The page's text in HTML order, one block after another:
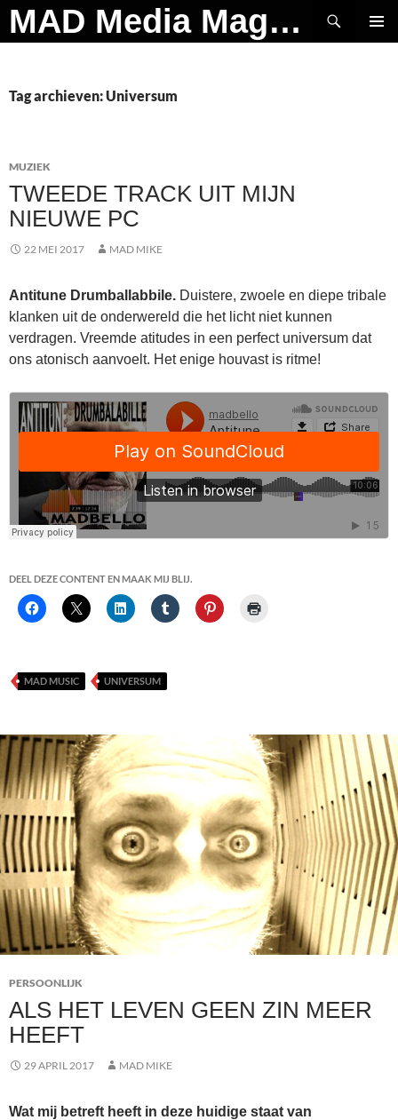
Ga
naar
MAD Media Magazine
Zoeken
Tag archieven: Universum
MUZIEK
TWEEDE TRACK UIT MIJN
NIEUWE PC
22 MEI 2017 MAD MIKE
Antitune Drumballabbile. Duistere, zwoele en diepe tribale
klanken uit de onderwereld die het licht niet kunnen
verdragen. Vreemde atitudes in een perfect universum dat
ons atonisch aanvoelt. Het enige houvast is ritme!
DEEL DEZE CONTENT EN MAAK MIJ BLIJ.
MAD MUSIC UNIVERSUM
PERSOONLIJK
ALS HET LEVEN GEEN ZIN MEER
HEEFT
29 APRIL 2017 MAD MIKE
Wat mij betreft heeft in deze huidige staat van